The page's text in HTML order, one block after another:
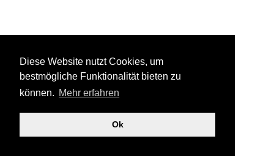
Diese Website nutzt Cookies, um
bestmögliche Funktionalität bieten zu
können. Mehr erfahren
Ok